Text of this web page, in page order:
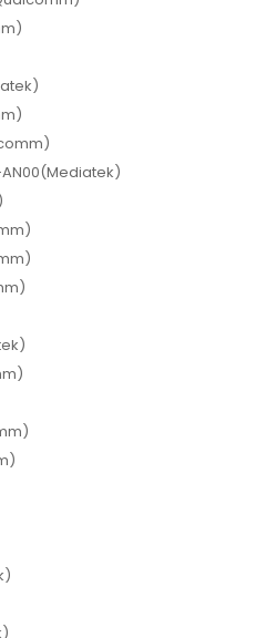
AN00(Mediatek)